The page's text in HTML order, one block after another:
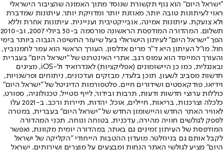
"ישראל היום" הוא גוף תקשורת שנוסד מתוך האמונה שהציבור הישראלי
ראוי לעיתונות טובה יותר, מאוזנת יותר ומדויקת יותר. עיתונות שמדברת
ולא צועקת. עיתונות אמינה, אובייקטיבית ועניינית. עיתונות אחרת וללא
תשלום. המהדורה המודפסת הראשונה פורסמה ב-30 ביולי 2007, וב-2010
הפך "ישראל היום" לעיתון הישראלי בעל שיעור החשיפה הגבוה ביותר בימי
חול. מו"ל העיתון היא ד"ר מרים אדלסון. העורך הראשי הוא עמר לחמנוביץ,
והעורך המייסד הוא עמוס רגב. אתרי האינטרנט של "ישראל היום" בעברית
ובאנגלית, כמו כן היישומונים (אפליקציות) לאנדרואיד ול-iOS, מציגים
חדשות מסביב לשעון, תוכן בלעדי, מבזקים ועדכונים, ניתוחים ופרשנויות,
וידיאו, פודקאסטים ושידורים חיים. פלטפורמות הדיגיטל של "ישראל היום"
כוללות ערוצי חדשות ודעות, תרבות ובידור, לייף סטייל, טכנולוגיה, ספורט,
כלכלה וצרכנות, בריאות, חיילים, אוכל, יהדות, תיירות ורכב. ב-2021 עלו
לאוויר האתר החדש והיישומון החדש של "ישראל היום" בעברית, במטרה
לספק לגולשים חוויה מהירה, עדכנית, בטוחה ונוחה. תכני המהדורה
המודפסת של העיתון זמינים גם באתר, במהדורה יומית מקוונת, ואפשר
לקבל אותם גם בניוזלטר. מועדון ההטבות הייחודי "הקליקה של ישראל
היום" מציע לגולשי האתר הנחות ומבצעים על מוצרים ושירותים. ישראל